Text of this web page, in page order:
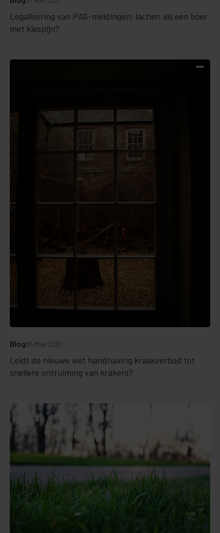
Legalisering van PAS-meldingen: lachen als een boer
met kiespijn?
Leidt de nieuwe wet handhaving kraakverbod tot
snellere ontruiming van krakers?
Blog05 May 2021